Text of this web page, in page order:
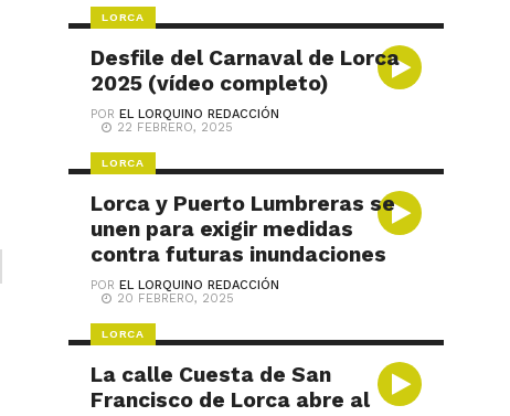
LORCA
Desfile del Carnaval de Lorca
2025 (vídeo completo)
POREL LORQUINO REDACCIÓN
22 FEBRERO, 2025
LORCA
Lorca y Puerto Lumbreras se
unen para exigir medidas
contra futuras inundaciones
POREL LORQUINO REDACCIÓN
20 FEBRERO, 2025
LORCA
La calle Cuesta de San
Francisco de Lorca abre al